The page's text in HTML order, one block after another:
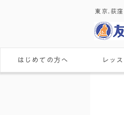
東京,荻
はじめての方へ レッ